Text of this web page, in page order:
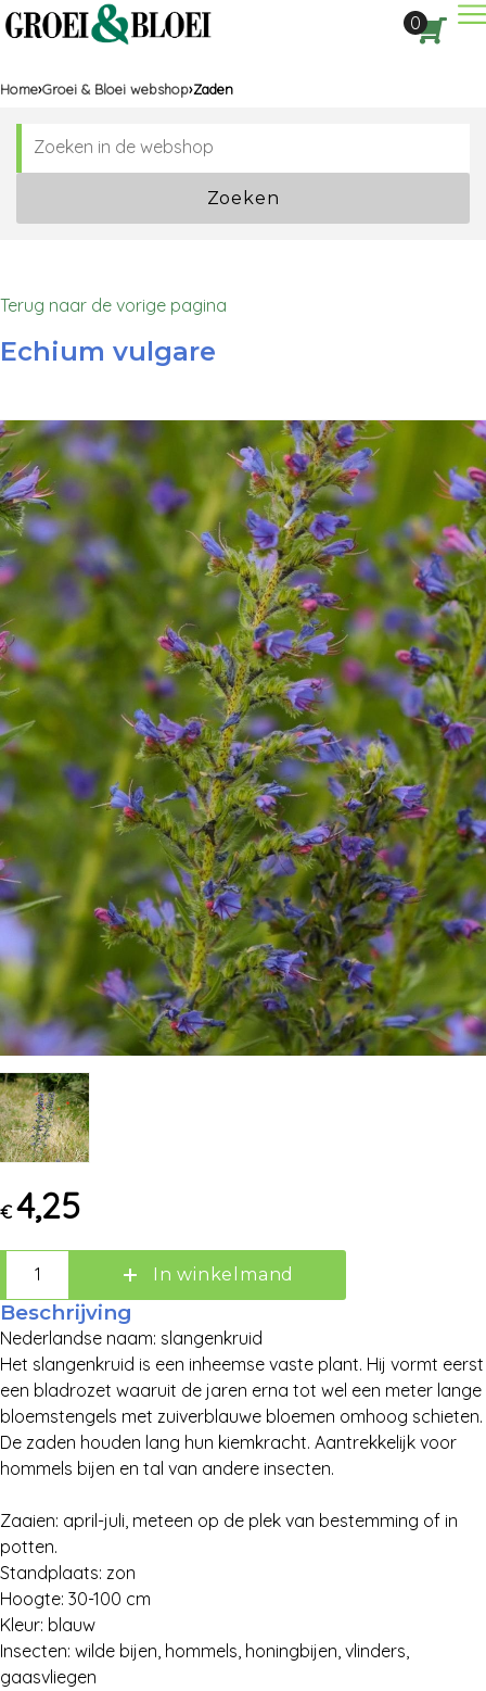
0
Home Groei & Bloei webshop Zaden
Zoeken
Terug naar de vorige pagina
Echium vulgare
€ 4,25
In winkelmand
Beschrijving
Nederlandse naam: slangenkruid
Het slangenkruid is een inheemse vaste plant. Hij vormt eerst
een bladrozet waaruit de jaren erna tot wel een meter lange
bloemstengels met zuiverblauwe bloemen omhoog schieten.
De zaden houden lang hun kiemkracht. Aantrekkelijk voor
hommels bijen en tal van andere insecten.
Zaaien: april-juli, meteen op de plek van bestemming of in
potten.
Standplaats: zon
Hoogte: 30-100 cm
Kleur: blauw
Insecten: wilde bijen, hommels, honingbijen, vlinders,
gaasvliegen
Zoek:
Zoeken